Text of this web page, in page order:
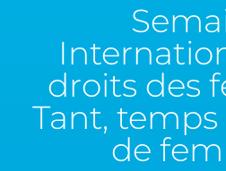
droits des
Tant,
de